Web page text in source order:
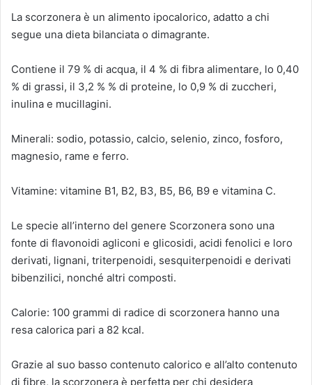
La scorzonera è un alimento ipocalorico, adatto a chi
segue una dieta bilanciata o dimagrante.
Contiene il 79 % di acqua, il 4 % di fibra alimentare, lo 0,40
% di grassi, il 3,2 % % di proteine, lo 0,9 % di zuccheri,
inulina e mucillagini.
Minerali: sodio, potassio, calcio, selenio, zinco, fosforo,
magnesio, rame e ferro.
Vitamine: vitamine B1, B2, B3, B5, B6, B9 e vitamina C.
Le specie all’interno del genere Scorzonera sono una
fonte di flavonoidi agliconi e glicosidi, acidi fenolici e loro
derivati, lignani, triterpenoidi, sesquiterpenoidi e derivati ​​
bibenzilici, nonché altri composti.
Calorie: 100 grammi di radice di scorzonera hanno una
resa calorica pari a 82 kcal.
Grazie al suo basso contenuto calorico e all’alto contenuto
di fibre, la scorzonera è perfetta per chi desidera